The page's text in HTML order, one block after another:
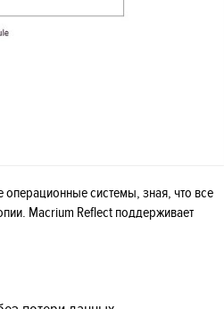
операционные системы, зная, что все
Macrium Reflect поддерживает